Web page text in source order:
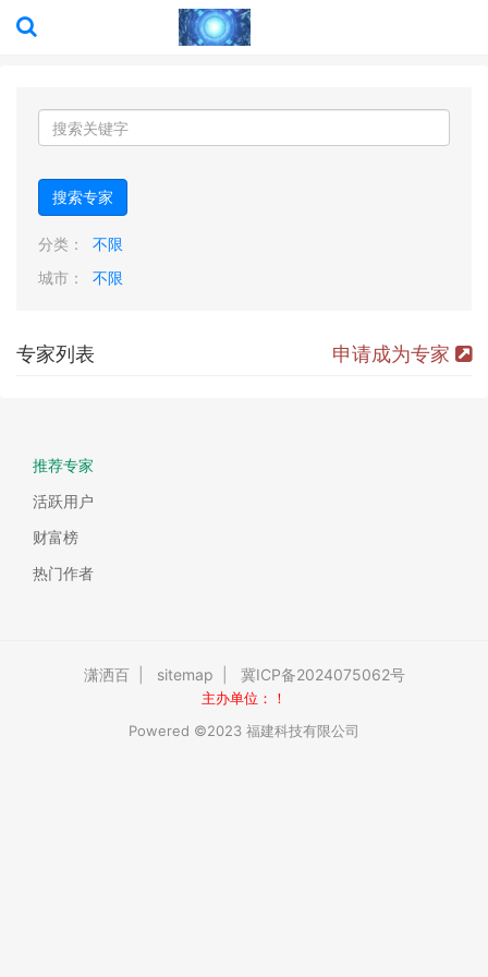
搜索专家
分类：
不限
城市：
不限
专家列表 申请成为专家
推荐专家
活跃用户
财富榜
热门作者
潇洒百 sitemap 冀ICP备2024075062号
主办单位：！
Powered ©2023 福建科技有限公司